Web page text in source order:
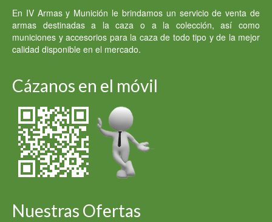
En IV Armas y Munición le brindamos un servicio de venta de
armas destinadas a la caza o a la colección, así como
municiones y accesorios para la caza de todo tipo y de la mejor
calidad disponible en el mercado.
Cázanos en el móvil
Nuestras Ofertas